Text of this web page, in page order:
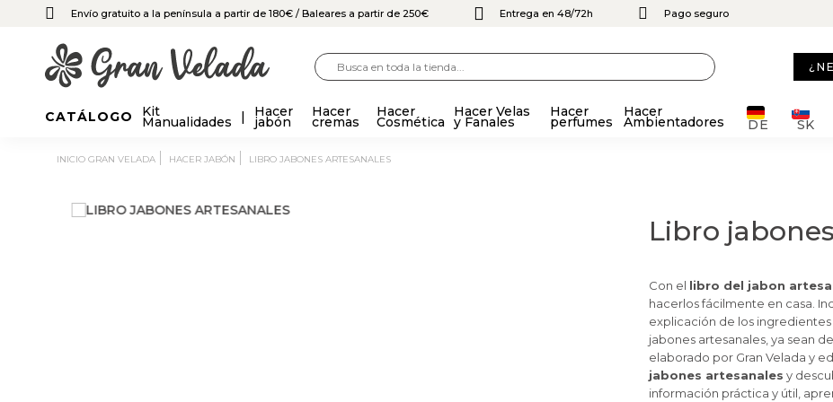
Envío gratuito a la península a partir de 180€ / Baleares a partir de 250€ Entrega en 48/72h Pago seguro
CATÁLOGO Kit
Manualidades
Hacer
jabón
Hacer
cremas
Hacer
Cosmética
Hacer Velas
y Fanales
Hacer
perfumes
Hacer
Ambientadores DE SK
INICIO GRAN VELADA HACER JABÓN LIBRO JABONES ARTESANALES
Libro
Con el libro del jabon
hacerlos fácilmente en casa.
explicación de los
jabones artesanales, ya sean
elaborado por Gran Velada y
jabones artesanales y
información práctica y útil,